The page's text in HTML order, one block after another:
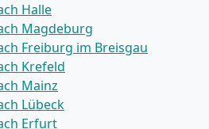
Halle
Magdeburg
Freiburg im Breisgau
Krefeld
Mainz
Lübeck
Erfurt